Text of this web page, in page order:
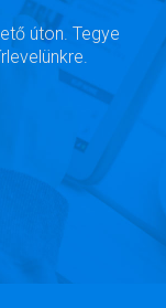
úton. Tegye